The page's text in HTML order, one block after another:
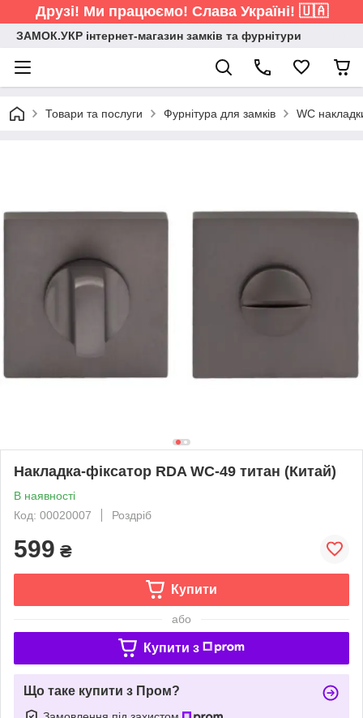
Друзі! Ми працюємо! Слава Україні! 🇺🇦
ЗАМОК.УКР інтернет-магазин замків та фурнітури
Товари та послуги Фурнітура для замків WC
Накладка-фіксатор RDA WC-49 титан (Китай)
В наявності
Код: 00020007
Роздріб
599 ₴
Купити
або
Купити з
Що таке купити з Пром?